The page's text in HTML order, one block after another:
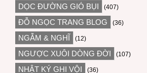
DỌC ĐƯỜNG GIÓ BỤI (407)
ĐỖ NGỌC TRANG BLOG (36)
NGẪM & NGHĨ (12)
NGƯỢC XUÔI DÒNG ĐỜI (107)
NHẬT KÝ GHI VỘI (36)